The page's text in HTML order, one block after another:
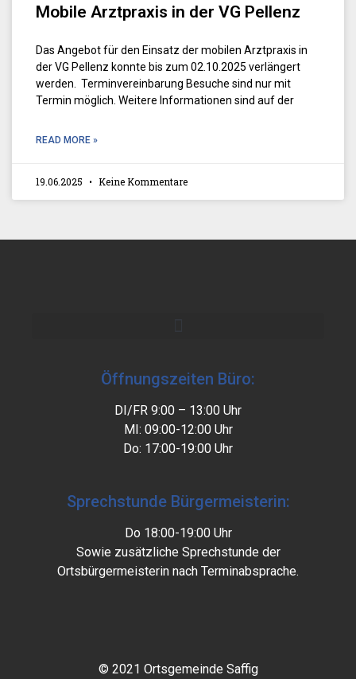
Mobile Arztpraxis in der VG Pellenz
Das Angebot für den Einsatz der mobilen Arztpraxis in
der VG Pellenz konnte bis zum 02.10.2025 verlängert
werden. Terminvereinbarung Besuche sind nur mit
Termin möglich. Weitere Informationen sind auf der
READ MORE »
19.06.2025 Keine Kommentare
Öffnungszeiten Büro:
DI/FR 9:00 – 13:00 Uhr
MI: 09:00-12:00 Uhr
Do: 17:00-19:00 Uhr
Sprechstunde Bürgermeisterin:
Do 18:00-19:00 Uhr
Sowie zusätzliche Sprechstunde der
Ortsbürgermeisterin nach Terminabsprache.
© 2021 Ortsgemeinde Saffig